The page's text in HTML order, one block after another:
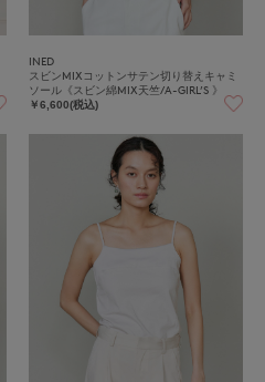
INED
スビンMIXコットンサテン切り替えキャミ
ソール《スビン綿MIX天竺/A-GIRL’S 》
￥6,600(税込)